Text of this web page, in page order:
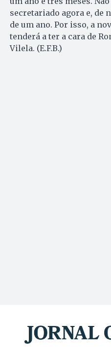
secretariado agora e, de
de um ano. Por isso, a
tenderá a ter a cara de
Vilela. (E.F.B.)